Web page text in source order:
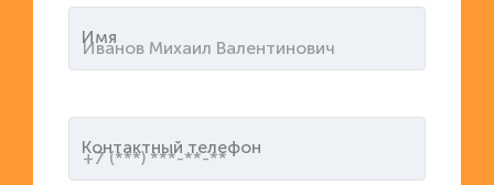
Имя
Контактный телефон